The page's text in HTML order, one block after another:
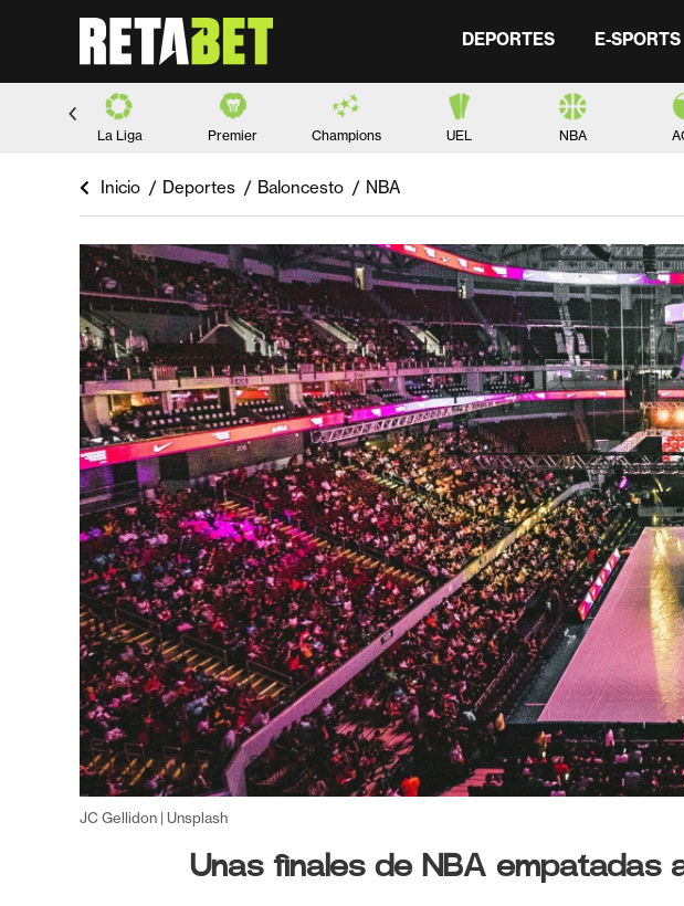
DEPORTES E-SPORTS
La Liga Premier Champions UEL NBA
Estás aquí:
Inicio Deportes Baloncesto NBA
JC Gellidon | Unsplash
Unas finales de NBA empatadas